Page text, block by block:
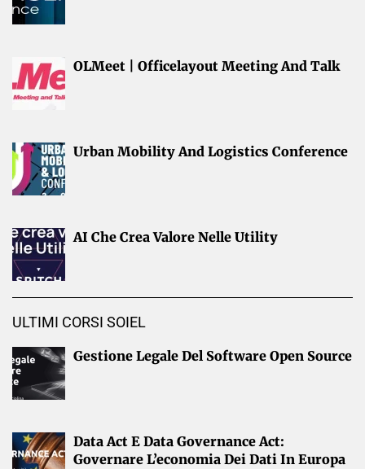
OLMeet | Officelayout Meeting And Talk
Urban Mobility And Logistics Conference
AI Che Crea Valore Nelle Utility
ULTIMI CORSI SOIEL
Gestione Legale Del Software Open Source
Data Act E Data Governance Act:
Governare L’economia Dei Dati In Europa